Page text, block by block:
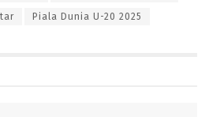
Piala Dunia U-20 2025